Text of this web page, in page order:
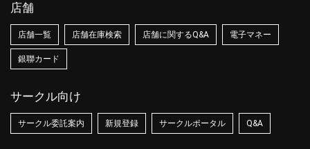
店舗
店舗一覧 店舗在庫検索 店舗に関するQ&A 電子マネー
銀聯カード
サークル向け
サークル委託案内 新規登録 サークルポータル Q&A